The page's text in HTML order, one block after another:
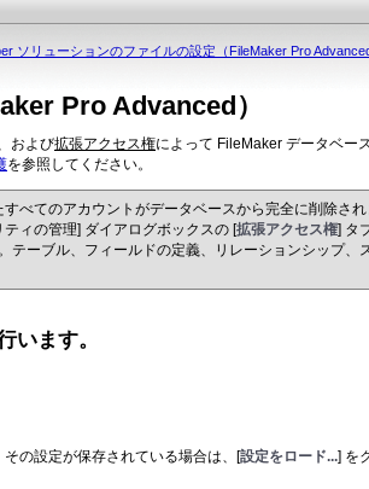
ソリューションのファイルの設定（FileMaker Pro Advanced
Pro Advanced）
および拡張アクセス権によって FileMaker データベー
を参照してください。
べてのアカウントがデータベースから完全に削除さ
ィの管理] ダイアログボックスの [拡張アクセス権] タ
ーブル、フィールドの定義、リレーションシップ
います。
その設定が保存されている場合は、[設定をロード...] を